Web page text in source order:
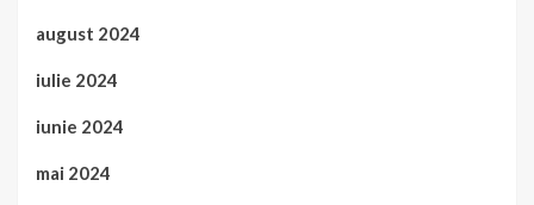
august 2024
iulie 2024
iunie 2024
mai 2024